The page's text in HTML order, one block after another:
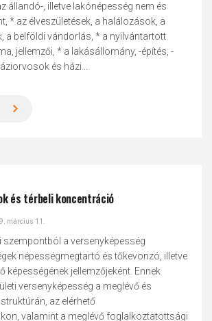
állandó-, illetve lakónépesség nem és
* az élveszületések, a halálozások, a
a belföldi vándorlás, * a nyilvántartott
jellemzői, * a lakásállomány, -építés, -
és házi...
és térbeli koncentráció
március 11.
szempontból a versenyképesség
népességmegtartó és tőkevonzó, illetve
képességének jellemzőjeként. Ennek
versenyképesség a meglévő és
az elérhető
valamint a meglévő foglalkoztatottsági